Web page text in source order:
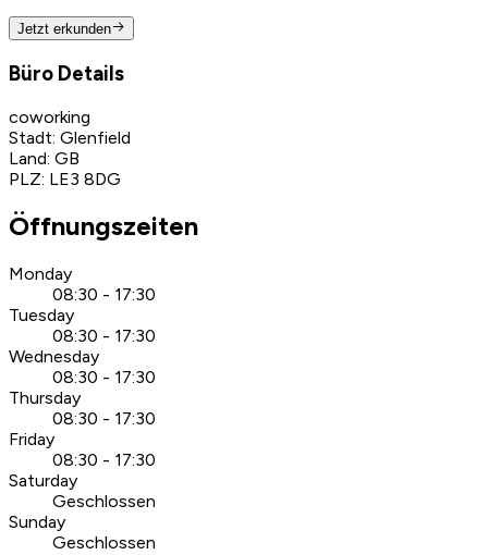
Jetzt erkunden
Büro Details
coworking
Stadt: Glenfield
Land: GB
PLZ: LE3 8DG
Öffnungszeiten
Monday
08:30 - 17:30
Tuesday
08:30 - 17:30
Wednesday
08:30 - 17:30
Thursday
08:30 - 17:30
Friday
08:30 - 17:30
Saturday
Geschlossen
Sunday
Geschlossen